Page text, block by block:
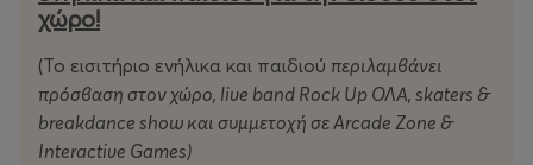
🎮ARCADE ZONE | 18:00 – 22:30Retro κονσόλα,
ποδοσφαιράκι, fun challenges και interactive games, ο
χώρος όπου δεν υπάρχει ηλικία, υπάρχει μόνο παιχνίδι.
📸RETRO PHOTOBOOTH | 18:00 – 22:30Neon props,
iconic αξεσουάρ και φωτογραφίες με πολύ γέλιο.
χώρο!
(Το εισιτήριο ενήλικα και παιδιού περιλαμβάνει
πρόσβαση στον χώρο, live band Rock Up ΟΛΑ, skaters &
breakdance show και συμμετοχή σεArcade Zone &
Interactive Games)